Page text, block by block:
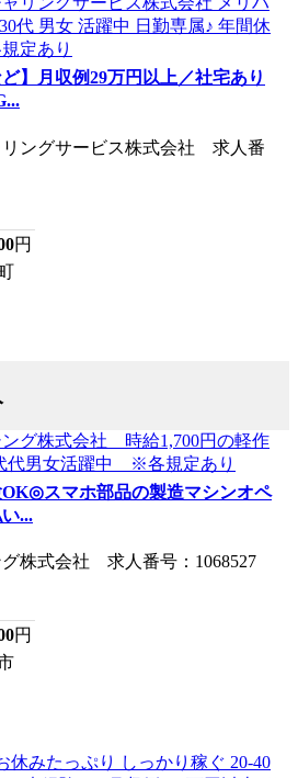
】月収例29万円以上／社宅あり
リングサービス株式会社 求人番
円
OK◎スマホ部品の製造マシンオペ
...
株式会社 求人番号：1068527
円